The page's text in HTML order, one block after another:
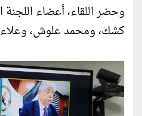
وحضر اللقاء، أعضاء اللجنة
كشك، ومحمد علوش، وعلاء